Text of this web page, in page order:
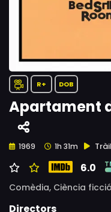
R+ DOB
Apartament
1969 1h 31m
6.0
Comèdia, Ciència ficció
Directors